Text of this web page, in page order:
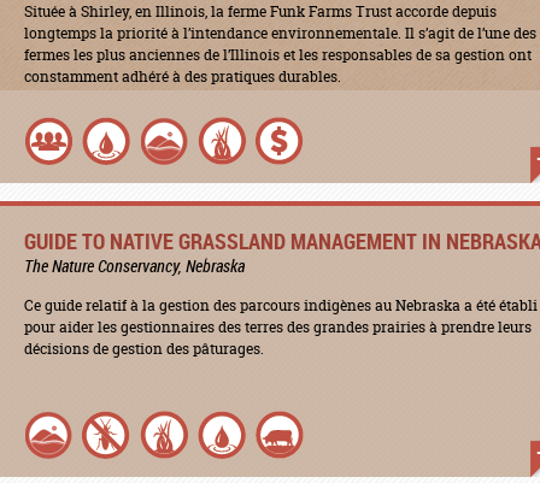
Située à Shirley, en Illinois, la ferme Funk Farms Trust accorde depuis
longtemps la priorité à l’intendance environnementale. Il s’agit de l’une des
fermes les plus anciennes de l’Illinois et les responsables de sa gestion ont
constamment adhéré à des pratiques durables.
GUIDE TO NATIVE GRASSLAND MANAGEMENT IN
The Nature Conservancy, Nebraska
Ce guide relatif à la gestion des parcours indigènes au Nebraska a été établi
pour aider les gestionnaires des terres des grandes prairies à prendre leurs
décisions de gestion des pâturages.